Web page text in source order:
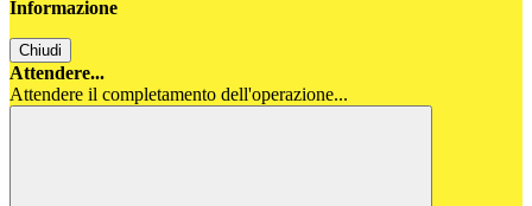
Informazione
Chiudi
Attendere...
Attendere il completamento dell'operazione...